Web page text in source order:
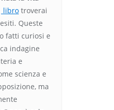
libro troverai
Queste
fatti curiosi e
indagine
e
scienza e
ma